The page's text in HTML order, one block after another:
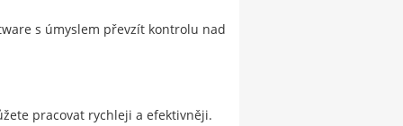
s úmyslem převzít kontrolu nad
pracovat rychleji a efektivněji.